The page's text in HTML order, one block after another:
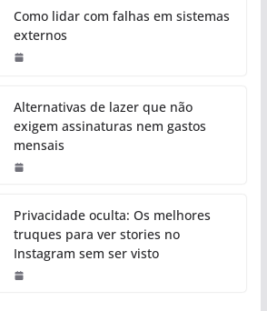
Como lidar com falhas em sistemas
externos
Alternativas de lazer que não
exigem assinaturas nem gastos
mensais
Privacidade oculta: Os melhores
truques para ver stories no
Instagram sem ser visto